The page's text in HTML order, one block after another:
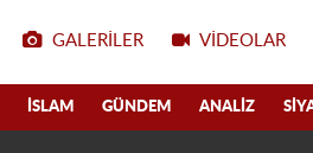
GALERILER VIDEOLAR
İSLAM GÜNDEM ANALIZ